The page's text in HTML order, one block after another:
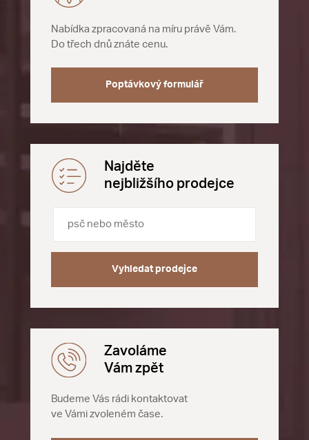
Nabídka zpracovaná na míru právě Vám.
Do třech dnů znáte cenu.
Poptávkový formulář
Najděte
nejbližšího prodejce
Vyhledat prodejce
Zavoláme
Vám zpět
Budeme Vás rádi kontaktovat
ve Vámi zvoleném čase.